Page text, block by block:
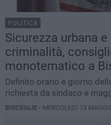
POLITICA
Sicurezza urbana
criminalità,
monotematico a
Definito orario e giorno
richiesta da sindaco e
BISCEGLIE - MERCOLEDÌ 13